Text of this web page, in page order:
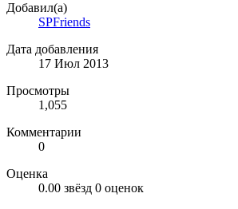
Добавил(а)
SPFriends
Дата добавления
17 Июл 2013
Просмотры
1,055
Комментарии
0
Оценка
0.00 звёзд 0 оценок